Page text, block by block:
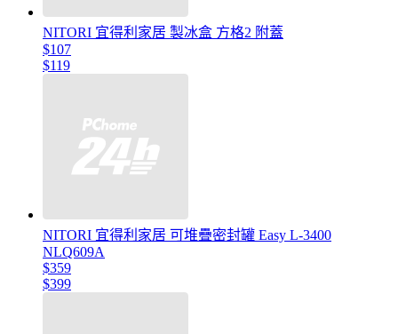
NITORI 宜得利家居 製冰盒 方格2 附蓋
$107
$119
NITORI 宜得利家居 可堆疊密封罐 Easy L-3400
NLQ609A
$359
$399